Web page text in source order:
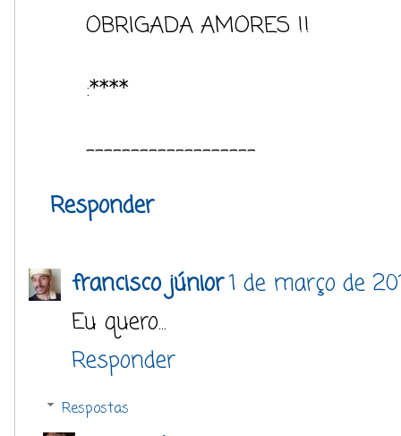
OBRIGADA AMORES !!
:****
-------------------
Responder
francisco júnior1 de março de
Eu quero...
Responder
Respostas